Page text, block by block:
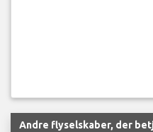
Andre flyselskaber, der